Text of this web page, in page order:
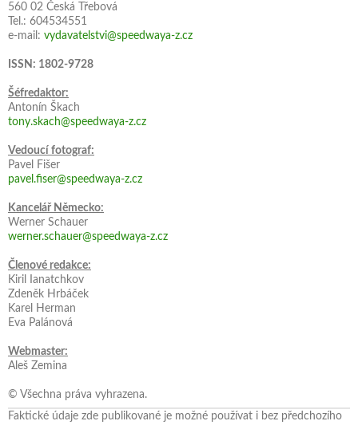
560 02 Česká Třebová
Tel.: 604534551
e-mail: vydavatelstvi@speedwaya-z.cz
ISSN: 1802-9728
Šéfredaktor:
Antonín Škach
tony.skach@speedwaya-z.cz
Vedoucí fotograf:
Pavel Fišer
pavel.fiser@speedwaya-z.cz
Kancelář Německo:
Werner Schauer
werner.schauer@speedwaya-z.cz
Členové redakce:
Kiril Ianatchkov
Zdeněk Hrbáček
Karel Herman
Eva Palánová
Webmaster:
Aleš Zemina
© Všechna práva vyhrazena.
Faktické údaje zde publikované je možné používat i bez předchozího